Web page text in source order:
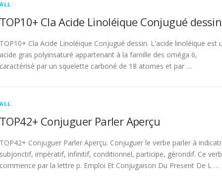
ALL
TOP10+ Cla Acide Linoléique Conjugué dessin
TOP10+ Cla Acide Linoléique Conjugué dessin. L'acide linoléique est
acide gras polyinsaturé appartenant à la famille des oméga 6,
caractérisé par un squelette carboné de 18 atomes et par …
ALL
TOP42+ Conjuguer Parler Aperçu
TOP42+ Conjuguer Parler Aperçu. Conjuguer le verbe parler à
subjonctif, impératif, infinitif, conditionnel, participe, gérondif. Ce
commence par la lettre p. Emploi Et Conjugaison Du Present De L …